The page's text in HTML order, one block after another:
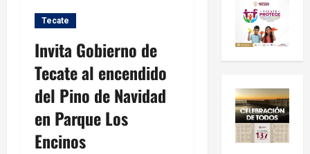
Tecate
Invita Gobierno de
Tecate al encendido
del Pino de Navidad
en Parque Los
Encinos